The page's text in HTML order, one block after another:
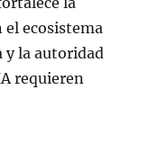
ecosistema
y la autoridad
requieren